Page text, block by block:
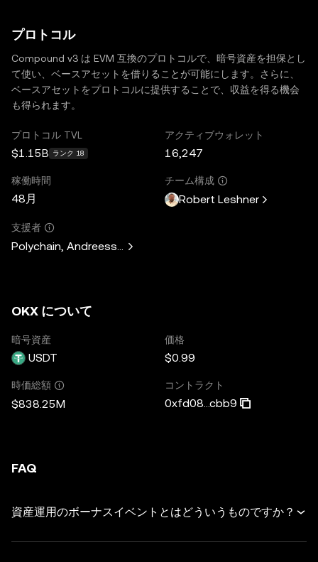
プロトコル
Compound v3 は EVM 互換のプロトコルで、暗号資産を担保とし
て使い、ベースアセットを借りることが可能にします。さらに、
ベースアセットをプロトコルに提供することで、収益を得る機会
も得られます。
プロトコル TVL
$1.15B ランク 18
アクティブウォレット
16,247
稼働時間
48月
チーム構成
Robert Leshner
支援者
Polychain, Andreessen Horowitz, Paradigm, Bain Capital
OKX について
暗号資産
USDT
価格
$0.99
時価総額
$838.25M
コントラクト
0xfd08...cbb9
FAQ
資産運用のボーナスイベントとはどういうものですか？